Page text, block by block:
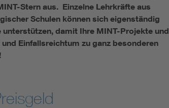
Stern aus. Einzelne Lehrkräfte aus
Schulen können sich eigenständig
damit Ihre MINT-Projekte und
Einfallsreichtum zu ganz besonderen